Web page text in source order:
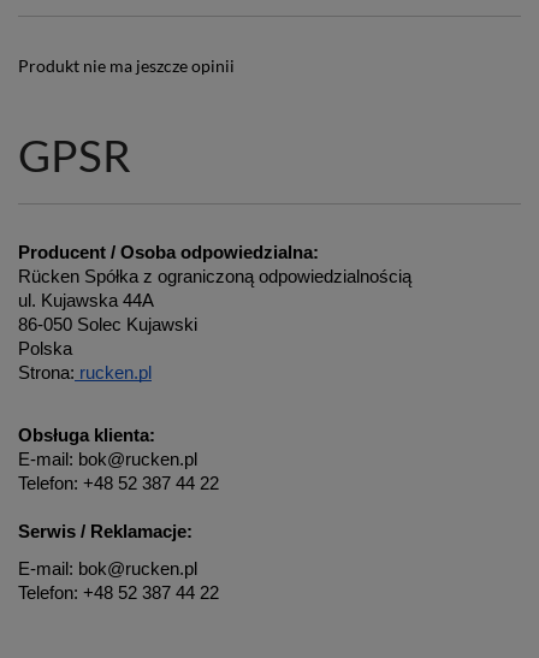
Produkt nie ma jeszcze opinii
GPSR
Producent / Osoba odpowiedzialna:
Rücken Spółka z ograniczoną odpowiedzialnością
ul. Kujawska 44A
86-050 Solec Kujawski
Polska
Strona: rucken.pl
Obsługa klienta:
E-mail: bok@rucken.pl
Telefon: +48 52 387 44 22
Serwis / Reklamacje:
E-mail: bok@rucken.pl
Telefon: +48 52 387 44 22